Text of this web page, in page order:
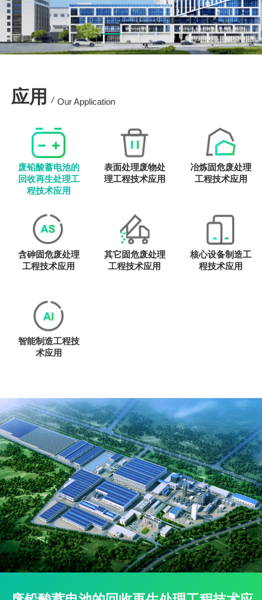
应用 / Our Application
废铅酸蓄电池的
回收再生处理工
程技术应用
表面处理废物处
理工程技术应用
冶炼固危废处理
工程技术应用
含砷固危废处理
工程技术应用
其它固危废处理
工程技术应用
核心设备制造工
程技术应用
智能制造工程技
术应用